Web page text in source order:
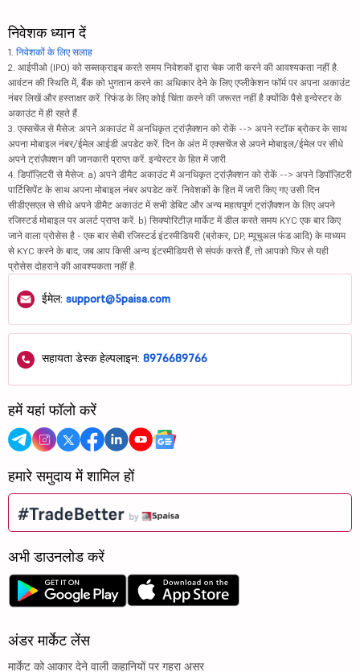
निवेशक ध्यान दें
1. निवेशकों के लिए सलाह
2. आईपीओ (IPO) को सब्सक्राइब करते समय निवेशकों द्वारा चेक जारी करने की आवश्यकता नहीं है.
आवंटन की स्थिति में, बैंक को भुगतान करने का अधिकार देने के लिए एप्लीकेशन फॉर्म पर अपना अकाउंट
नंबर लिखें और हस्ताक्षर करें. रिफंड के लिए कोई चिंता करने की जरूरत नहीं है क्योंकि पैसे इन्वेस्टर के
अकाउंट में ही रहते हैं.
3. एक्सचेंज से मैसेज: अपने अकाउंट में अनधिकृत ट्रांज़ैक्शन को रोकें --> अपने स्टॉक ब्रोकर के साथ
अपना मोबाइल नंबर/ईमेल आईडी अपडेट करें. दिन के अंत में एक्सचेंज से अपने मोबाइल/ईमेल पर सीधे
अपने ट्रांज़ैक्शन की जानकारी प्राप्त करें. इन्वेस्टर के हित में जारी.
4. डिपॉज़िटरी से मैसेज: a) अपने डीमैट अकाउंट में अनधिकृत ट्रांज़ैक्शन को रोकें --> अपने डिपॉज़िटरी
पार्टिसिपेंट के साथ अपना मोबाइल नंबर अपडेट करें. निवेशकों के हित में जारी किए गए उसी दिन
सीडीएसएल से सीधे अपने डीमैट अकाउंट में सभी डेबिट और अन्य महत्वपूर्ण ट्रांज़ैक्शन के लिए अपने
रजिस्टर्ड मोबाइल पर अलर्ट प्राप्त करें. b) सिक्योरिटीज़ मार्केट में डील करते समय KYC एक बार किए
जाने वाला प्रोसेस है - एक बार सेबी रजिस्टर्ड इंटरमीडियरी (ब्रोकर, DP, म्यूचुअल फंड आदि) के माध्यम
से KYC करने के बाद, जब आप किसी अन्य इंटरमीडियरी से संपर्क करते हैं, तो आपको फिर से यही
प्रोसेस दोहराने की आवश्यकता नहीं है.
ईमेल: support@5paisa.com
सहायता डेस्क हेल्पलाइन: 8976689766
हमें यहां फॉलो करें
हमारे समुदाय में शामिल हों
अभी डाउनलोड करें
अंडर मार्केट लेंस
मार्केट को आकार देने वाली कहानियों पर गहरा असर